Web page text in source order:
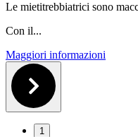
Le mietitrebbiatrici sono
Con il...
Maggiori informazioni
1